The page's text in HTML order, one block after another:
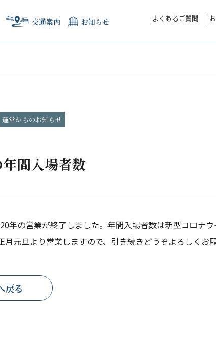
交通案内 お知らせ よくあるご質問
運営からのお知らせ
間入場者数
年の営業が終了しました。年間入場者数は新型コロナ
月元旦より営業しますので、引き続きどうぞよろしくお
戻る